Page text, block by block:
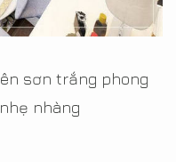
sơn trắng phong
nhàng